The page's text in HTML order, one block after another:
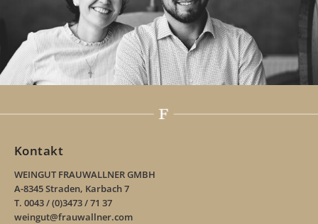
Kontakt
WEINGUT FRAUWALLNER GMBH
A-8345 Straden, Karbach 7
T. 0043 / (0)3473 / 71 37
weingut@frauwallner.com